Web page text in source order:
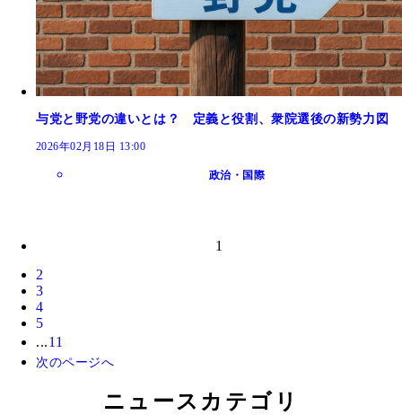
与党と野党の違いとは？ 定義と役割、衆院選後の新勢力図
2026年02月18日 13:00
政治・国際
1
2
3
4
5
...11
次のページへ
ニュースカテゴリ